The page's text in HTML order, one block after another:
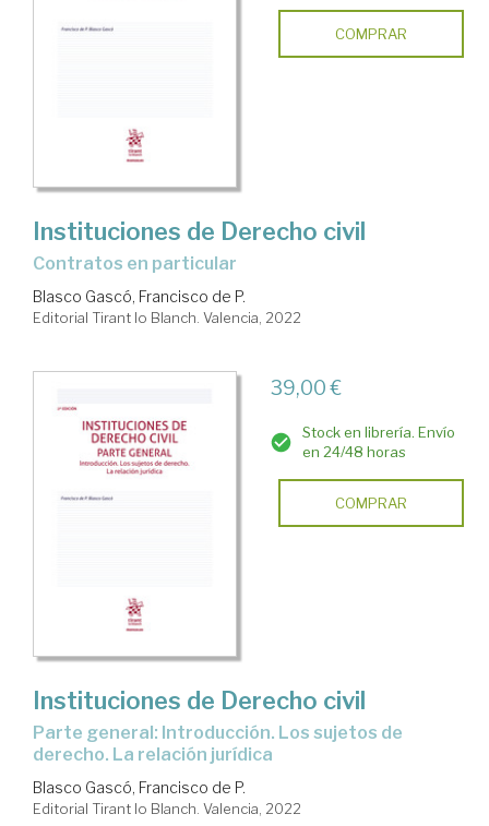
COMPRAR
Instituciones de Derecho civil
Contratos en particular
Blasco Gascó, Francisco de P.
Editorial Tirant lo Blanch. Valencia, 2022
39,00 €
Stock en librería. Envío
en 24/48 horas
COMPRAR
Instituciones de Derecho civil
Parte general: Introducción. Los sujetos de
derecho. La relación jurídica
Blasco Gascó, Francisco de P.
Editorial Tirant lo Blanch. Valencia, 2022